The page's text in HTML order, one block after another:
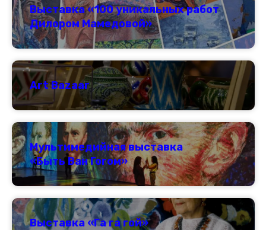
Выставка «100 уникальных работ
Дилором Мамедовой»
Art Bazaar
Мультимедийная выставка
«Быть Ван Гогом»
Выставка «Га га гой»